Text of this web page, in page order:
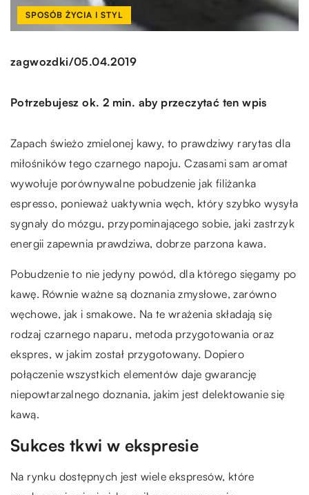
SPOSÓB ŻYCIA I STYL
zagwozdki/05.04.2019
Potrzebujesz ok. 2 min. aby przeczytać ten wpis
Zapach świeżo zmielonej kawy, to prawdziwy rarytas dla
miłośników tego czarnego napoju. Czasami sam aromat
wywołuje porównywalne pobudzenie jak filiżanka
espresso, ponieważ uaktywnia węch, który szybko wysyła
sygnały do mózgu, przypominającego sobie, jaki zastrzyk
energii zapewnia prawdziwa, dobrze parzona kawa.
Pobudzenie to nie jedyny powód, dla którego sięgamy po
kawę. Równie ważne są doznania zmysłowe, zarówno
węchowe, jak i smakowe. Na te wrażenia składają się
rodzaj czarnego naparu, metoda przygotowania oraz
ekspres, w jakim został przygotowany. Dopiero
połączenie wszystkich elementów daje gwarancję
niepowtarzalnego doznania, jakim jest delektowanie się
kawą.
Sukces tkwi w ekspresie
Na rynku dostępnych jest wiele ekspresów, które